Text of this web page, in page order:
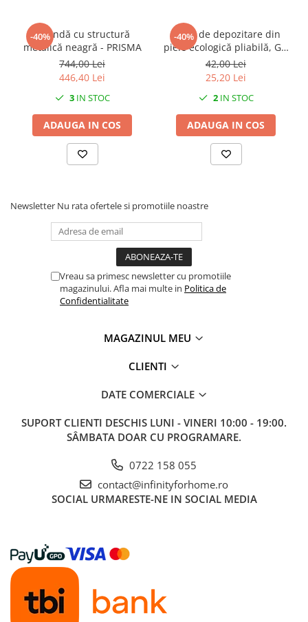
-40%
Oglindă cu structură
metalică neagră - PRISMA
744,00 Lei
446,40 Lei
3IN STOC
ADAUGA IN COS
-40%
Cutie de depozitare din
piele ecologică pliabilă, Gri
- Hazel
42,00 Lei
25,20 Lei
2IN STOC
ADAUGA IN COS
Newsletter Nu rata ofertele si promotiile noastre
Vreau sa primesc newsletter cu promotiile
magazinului. Afla mai multe in Politica de
Confidentialitate
MAGAZINUL MEU
CLIENTI
DATE COMERCIALE
SUPORT CLIENTI DESCHIS LUNI - VINERI 10:00 - 19:00.
SÂMBATA DOAR CU PROGRAMARE.
0722 158 055
contact@infinityforhome.ro
SOCIAL URMARESTE-NE IN SOCIAL MEDIA